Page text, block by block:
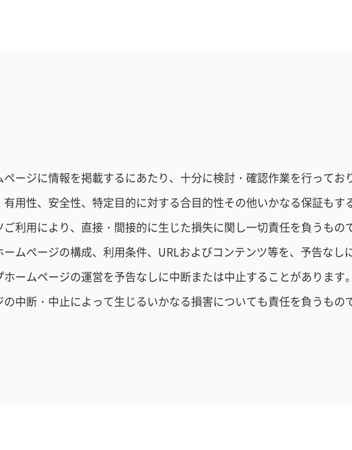
ージに情報を掲載するにあたり、十分に検討・確認作業を行ってお
用性、安全性、特定目的に対する合目的性その他いかなる保証もす
利用により、直接・間接的に生じた損失に関し一切責任を負うもの
ムページの構成、利用条件、URLおよびコンテンツ等を、予告なし
ームページの運営を予告なしに中断または中止することがあります
中断・中止によって生じるいかなる損害についても責任を負うもの